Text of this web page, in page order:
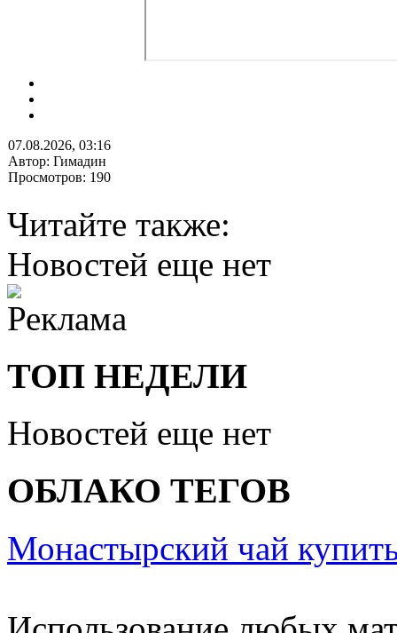
07.08.2026, 03:16
Автор: Гимадин
Просмотров: 190
Читайте также:
Новостей еще нет
ТОП НЕДЕЛИ
Новостей еще нет
ОБЛАКО ТЕГОВ
Монастырский чай